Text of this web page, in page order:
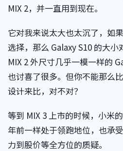
MIX 2，并一直用到现在。
它对我来说太大也太沉了，如
选择，那么 Galaxy S10 的大
MIX 2 外尺寸几乎一模一样的
也讨喜了很多。但你不能那么
设计来比，对不对？
等到 MIX 3 上市的时候，小米
年前一样处于领跑地位，也承
力到股价等全方位的质疑。